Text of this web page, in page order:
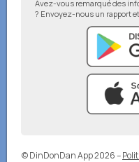
Avez-vous remarqué des
? Envoyez-nous un rapport
© DinDonDan App 2026–